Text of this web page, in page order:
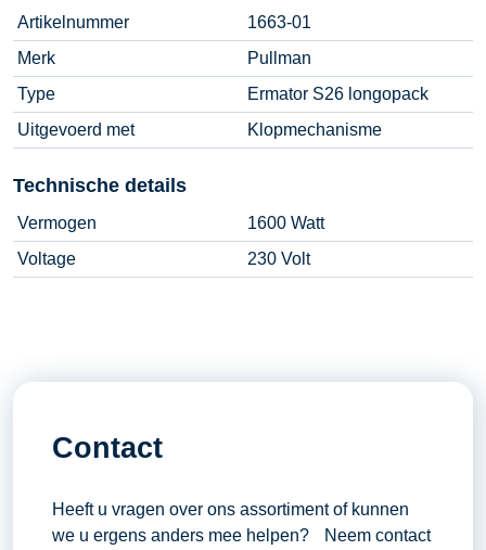
Artikelnummer
1663-01
Merk
Pullman
Type
Ermator S26 longopack
Uitgevoerd met
Klopmechanisme
Technische details
Vermogen
1600 Watt
Voltage
230 Volt
Contact
Heeft u vragen over ons assortiment of kunnen
we u ergens anders mee helpen? Neem contact